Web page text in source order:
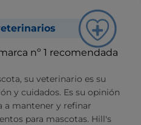
nº 1 recomendada
su veterinario es su
y cuidados. Es su opinión
a mantener y refinar
para mascotas. Hill's